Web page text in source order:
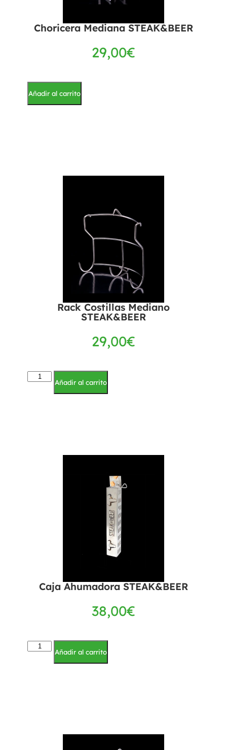
Choricera Mediana STEAK&BEER
29,00€
Añadir al carrito
Rack Costillas Mediano
STEAK&BEER
29,00€
Añadir al carrito
Caja Ahumadora STEAK&BEER
38,00€
Añadir al carrito